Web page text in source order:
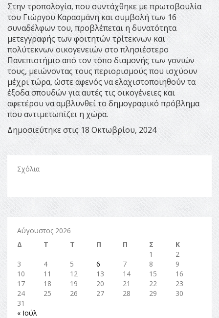
Στην τροπολογία, που συντάχθηκε με πρωτοβουλία
του Γιώργου Καρασμάνη και συμβολή των 16
συναδέλφων του, προβλέπεται η δυνατότητα
μετεγγραφής των φοιτητών τρίτεκνων και
πολύτεκνων οικογενειών στο πλησιέστερο
Πανεπιστήμιο από τον τόπο διαμονής των γονιών
τους, μειώνοντας τους περιορισμούς που ισχύουν
μέχρι τώρα, ώστε αφενός να ελαχιστοποιηθούν τα
έξοδα σπουδών για αυτές τις οικογένειες και
αφετέρου να αμβλυνθεί το δημογραφικό πρόβλημα
που αντιμετωπίζει η χώρα.
Δημοσιεύτηκε στις 18 Οκτωβρίου, 2024
Σχόλια
Αύγουστος 2026
Δ
Τ Τ Π Π Σ
Κ
1
2
3
4 5 6 7 8
9
10
11 12 13 14 15
16
17
18 19 20 21 22
23
24
25 26 27 28 29
30
31
« Ιούλ